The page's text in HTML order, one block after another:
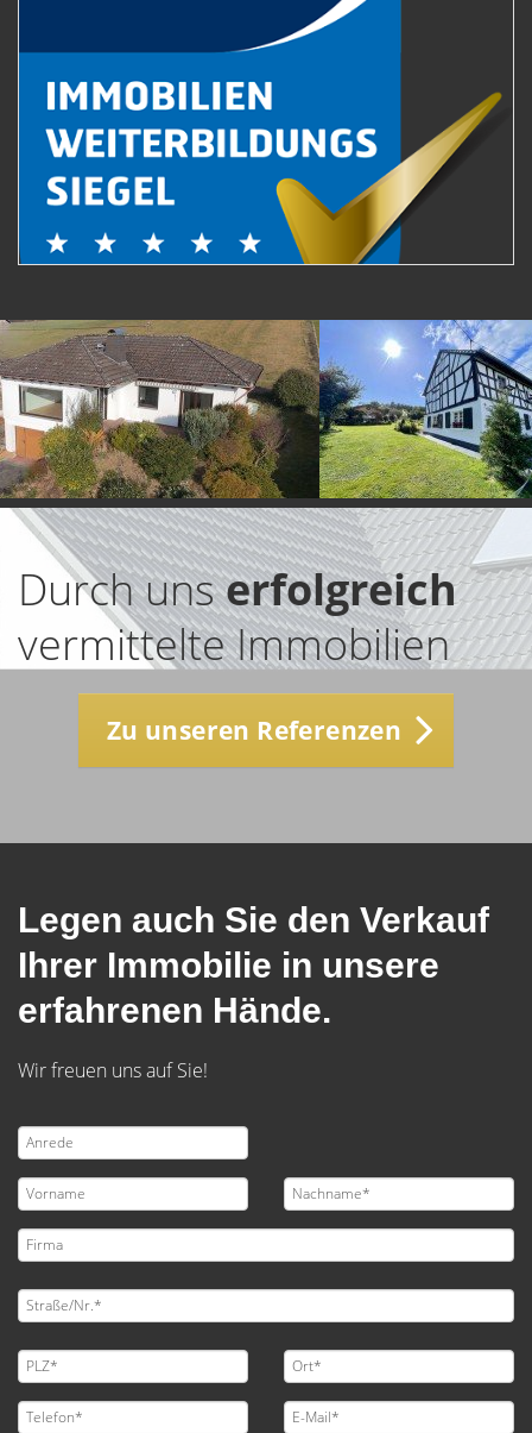
Durch unserfolgreich
vermittelte Immobilien
Zu unseren Referenzen
Legen auch Sie den Verkauf
Ihrer Immobilie in unsere
erfahrenen Hände.
Wir freuen uns auf Sie!